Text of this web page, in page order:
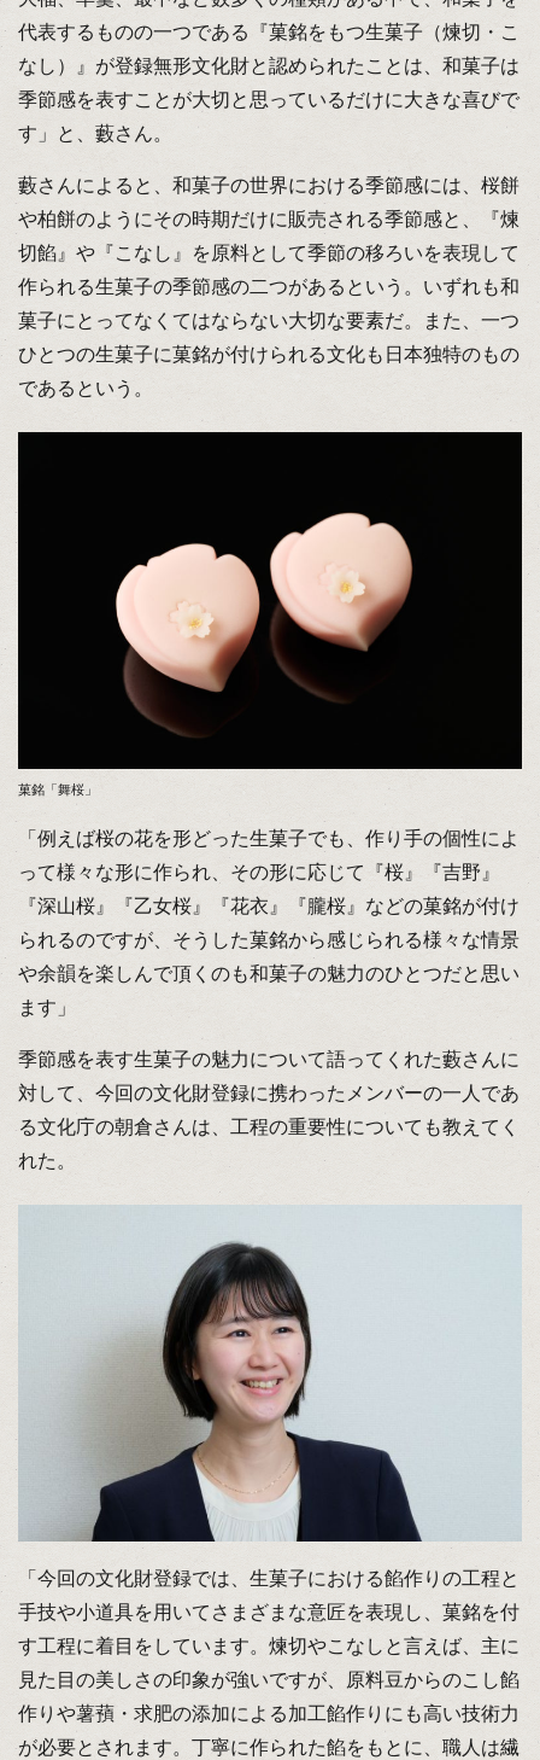
代表するものの一つである『菓銘をもつ生菓子（煉切・こ
なし）』が登録無形文化財と認められたことは、和菓子は
季節感を表すことが大切と思っているだけに大きな喜びで
す」と、藪さん。
藪さんによると、和菓子の世界における季節感には、桜餅
や柏餅のようにその時期だけに販売される季節感と、『煉
切餡』や『こなし』を原料として季節の移ろいを表現して
作られる生菓子の季節感の二つがあるという。いずれも和
菓子にとってなくてはならない大切な要素だ。また、一つ
ひとつの生菓子に菓銘が付けられる文化も日本独特のもの
であるという。
菓銘「舞桜」
「例えば桜の花を形どった生菓子でも、作り手の個性によ
って様々な形に作られ、その形に応じて『桜』『吉野』
『深山桜』『乙女桜』『花衣』『朧桜』などの菓銘が付け
られるのですが、そうした菓銘から感じられる様々な情景
や余韻を楽しんで頂くのも和菓子の魅力のひとつだと思い
ます」
季節感を表す生菓子の魅力について語ってくれた藪さんに
対して、今回の文化財登録に携わったメンバーの一人であ
る文化庁の朝倉さんは、工程の重要性についても教えてく
れた。
「今回の文化財登録では、生菓子における餡作りの工程と
手技や小道具を用いてさまざまな意匠を表現し、菓銘を付
す工程に着目をしています。煉切やこなしと言えば、主に
見た目の美しさの印象が強いですが、原料豆からのこし餡
作りや薯蕷・求肥の添加による加工餡作りにも高い技術力
が必要とされます。丁寧に作られた餡をもとに、職人は繊